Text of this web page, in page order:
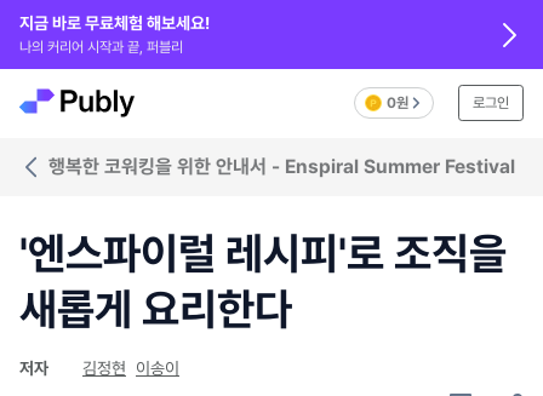
지금 바로 무료체험 해보세요!
나의 커리어 시작과 끝, 퍼블리
0원 로그인
행복한 코워킹을 위한 안내서 - Enspiral Summer Festival
'엔스파이럴 레시피'로 조직을
새롭게 요리한다
저자 김정현 이송이